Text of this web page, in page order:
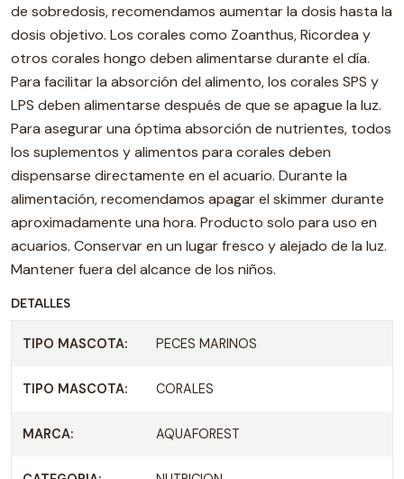
de sobredosis, recomendamos aumentar la dosis hasta la
dosis objetivo. Los corales como Zoanthus, Ricordea y
otros corales hongo deben alimentarse durante el día.
Para facilitar la absorción del alimento, los corales SPS y
LPS deben alimentarse después de que se apague la luz.
Para asegurar una óptima absorción de nutrientes, todos
los suplementos y alimentos para corales deben
dispensarse directamente en el acuario. Durante la
alimentación, recomendamos apagar el skimmer durante
aproximadamente una hora. Producto solo para uso en
acuarios. Conservar en un lugar fresco y alejado de la luz.
Mantener fuera del alcance de los niños.
DETALLES
TIPO MASCOTA: PECES MARINOS
TIPO MASCOTA: CORALES
MARCA: AQUAFOREST